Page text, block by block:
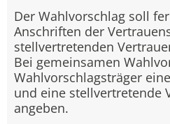
Der Wahlvorschlag soll
Anschriften der
stellvertretenden
Bei gemeinsamen
Wahlvorschlagsträger
und eine stellvertretende
angeben.